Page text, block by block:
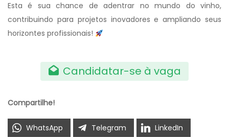
Esta é sua chance de adentrar no mundo do vinho,
contribuindo para projetos inovadores e ampliando seus
horizontes profissionais!
Candidatar-se à vaga
Compartilhe!
WhatsApp Telegram
LinkedIn